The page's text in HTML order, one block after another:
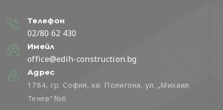
Телефон
02/80 62 430
Имейл
office@edih-construction.bg
Адрес
1784, гр. София, кв. Полигона, ул. „Михаил
Тенев“ №6